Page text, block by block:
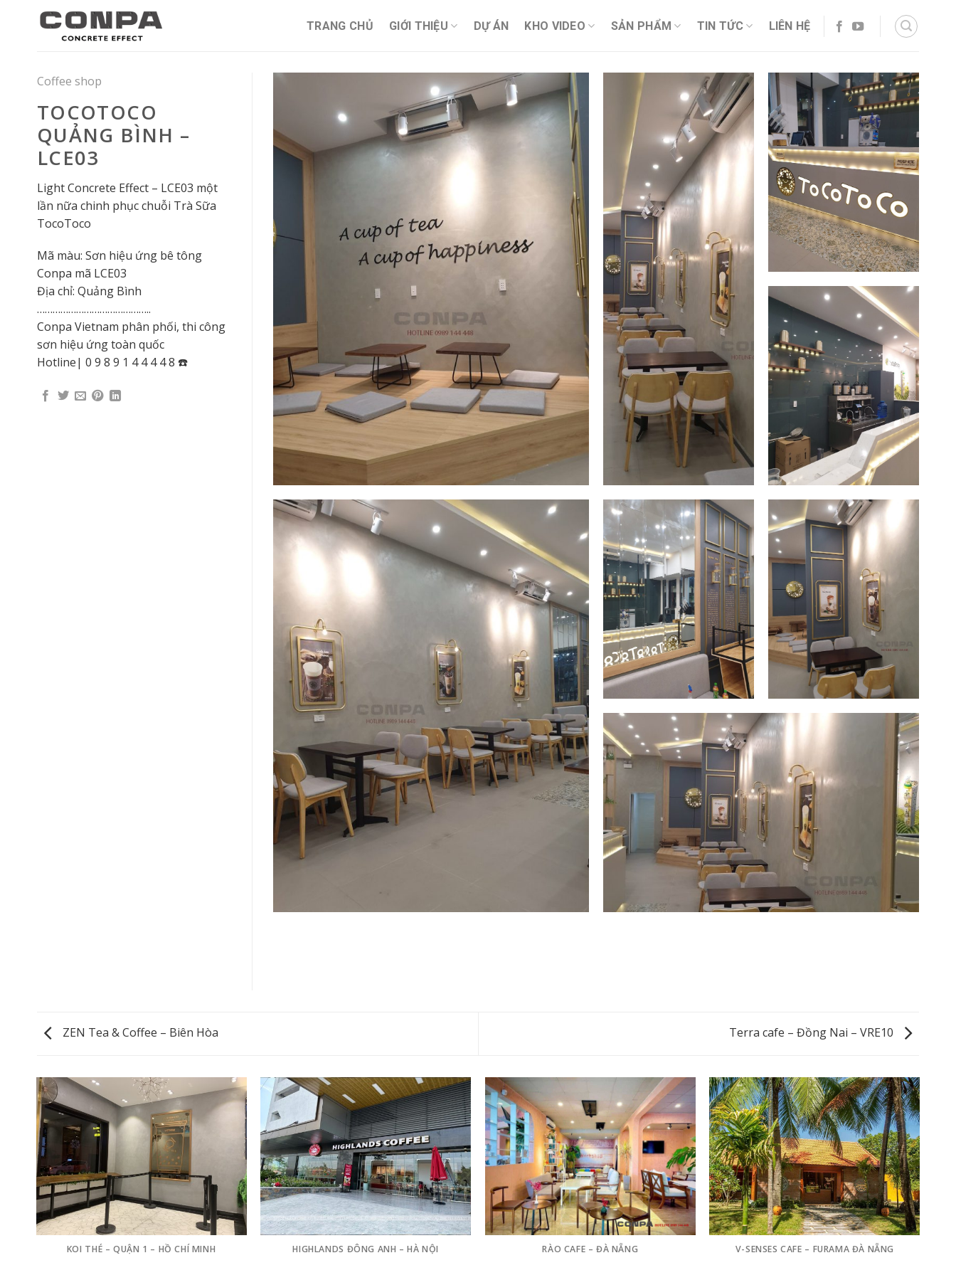
TRANG CHỦ GIỚI THIỆU DỰ ÁN KHO VIDEO SẢN PHẨM TIN TỨC LIÊN HỆ
Coffee shop
TOCOTOCO
QUẢNG BÌNH –
LCE03
Light Concrete Effect – LCE03 một
lần nữa chinh phục chuỗi Trà Sữa
TocoToco
Mã màu: Sơn hiệu ứng bê tông
Conpa mã LCE03
Địa chỉ: Quảng Bình
……………………………………..
Conpa Vietnam phân phối, thi công
sơn hiệu ứng toàn quốc
Hotline| 0 9 8 9 1 4 4 4 4 8 ☎️
ZEN Tea & Coffee – Biên Hòa Terra cafe – Đồng Nai – VRE10
KOI THÉ – QUẬN 1 – HỒ CHÍ MINH HIGHLANDS ĐÔNG ANH – HÀ NỘI RÀO CAFE – ĐÀ NẴNG V-SENSES CAFE – FURAMA ĐÀ NẴNG